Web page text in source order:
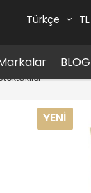
BLOG
TL
Türkçe
YENI